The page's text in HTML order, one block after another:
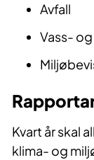
Avfall
Vass-
Kvart år skal
klima- og